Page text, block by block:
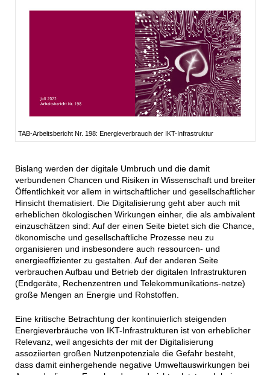
TAB-Arbeitsbericht Nr. 198: Energieverbrauch der IKT-Infrastruktur
Bislang werden der digitale Umbruch und die damit
verbundenen Chancen und Risiken in Wissenschaft und breiter
Öffentlichkeit vor allem in wirtschaftlicher und gesellschaftlicher
Hinsicht thematisiert. Die Digitalisierung geht aber auch mit
erheblichen ökologischen Wirkungen einher, die als ambivalent
einzuschätzen sind: Auf der einen Seite bietet sich die Chance,
ökonomische und gesellschaftliche Prozesse neu zu
organisieren und insbesondere auch ressourcen- und
energieeffizienter zu gestalten. Auf der anderen Seite
verbrauchen Aufbau und Betrieb der digitalen Infrastrukturen
(Endgeräte, Rechenzentren und Telekommunikations-netze)
große Mengen an Energie und Rohstoffen.
Eine kritische Betrachtung der kontinuierlich steigenden
Energieverbräuche von IKT-Infrastrukturen ist von erheblicher
Relevanz, weil angesichts der mit der Digitalisierung
assoziierten großen Nutzenpotenziale die Gefahr besteht,
dass damit einhergehende negative Umweltauswirkungen bei